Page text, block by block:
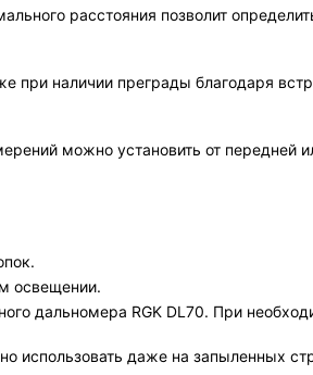
расстояния позволит
при наличии преграды благодаря
можно установить от передней
освещении.
дальномера RGK DL70. При
использовать даже на запыленных